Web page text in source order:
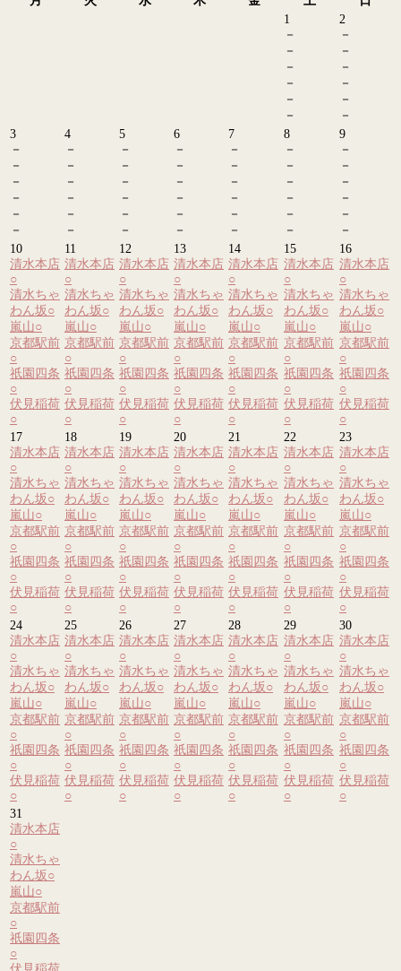
1
－
－
－
－
－
－
2
－
－
－
－
－
－
3
－
－
－
－
－
－
4
－
－
－
－
－
－
5
－
－
－
－
－
－
6
－
－
－
－
－
－
7
－
－
－
－
－
－
8
－
－
－
－
－
－
9
－
－
－
－
－
－
10
清水本店
○
清水ちゃ
わん坂○
嵐山○
京都駅前
○
祇園四条
○
伏見稲荷
○
11
清水本店
○
清水ちゃ
わん坂○
嵐山○
京都駅前
○
祇園四条
○
伏見稲荷
○
12
清水本店
○
清水ちゃ
わん坂○
嵐山○
京都駅前
○
祇園四条
○
伏見稲荷
○
13
清水本店
○
清水ちゃ
わん坂○
嵐山○
京都駅前
○
祇園四条
○
伏見稲荷
○
14
清水本店
○
清水ちゃ
わん坂○
嵐山○
京都駅前
○
祇園四条
○
伏見稲荷
○
15
清水本店
○
清水ちゃ
わん坂○
嵐山○
京都駅前
○
祇園四条
○
伏見稲荷
○
16
清水本店
○
清水ちゃ
わん坂○
嵐山○
京都駅前
○
祇園四条
○
伏見稲荷
○
17
清水本店
○
清水ちゃ
わん坂○
嵐山○
京都駅前
○
祇園四条
○
伏見稲荷
○
18
清水本店
○
清水ちゃ
わん坂○
嵐山○
京都駅前
○
祇園四条
○
伏見稲荷
○
19
清水本店
○
清水ちゃ
わん坂○
嵐山○
京都駅前
○
祇園四条
○
伏見稲荷
○
20
清水本店
○
清水ちゃ
わん坂○
嵐山○
京都駅前
○
祇園四条
○
伏見稲荷
○
21
清水本店
○
清水ちゃ
わん坂○
嵐山○
京都駅前
○
祇園四条
○
伏見稲荷
○
22
清水本店
○
清水ちゃ
わん坂○
嵐山○
京都駅前
○
祇園四条
○
伏見稲荷
○
23
清水本店
○
清水ちゃ
わん坂○
嵐山○
京都駅前
○
祇園四条
○
伏見稲荷
○
24
清水本店
○
清水ちゃ
わん坂○
嵐山○
京都駅前
○
祇園四条
○
伏見稲荷
○
25
清水本店
○
清水ちゃ
わん坂○
嵐山○
京都駅前
○
祇園四条
○
伏見稲荷
○
26
清水本店
○
清水ちゃ
わん坂○
嵐山○
京都駅前
○
祇園四条
○
伏見稲荷
○
27
清水本店
○
清水ちゃ
わん坂○
嵐山○
京都駅前
○
祇園四条
○
伏見稲荷
○
28
清水本店
○
清水ちゃ
わん坂○
嵐山○
京都駅前
○
祇園四条
○
伏見稲荷
○
29
清水本店
○
清水ちゃ
わん坂○
嵐山○
京都駅前
○
祇園四条
○
伏見稲荷
○
30
清水本店
○
清水ちゃ
わん坂○
嵐山○
京都駅前
○
祇園四条
○
伏見稲荷
○
31
清水本店
○
清水ちゃ
わん坂○
嵐山○
京都駅前
○
祇園四条
○